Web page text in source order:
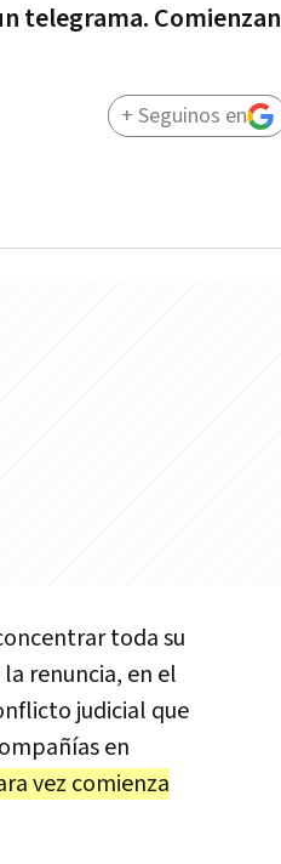
telegrama. Comienzan
+ Seguinos en
toda su
renuncia, en el
judicial que
en
vez comienza